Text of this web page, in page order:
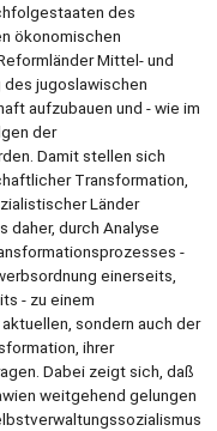
des
ökonomischen
Mittel- und
des jugoslawischen
aufzubauen und - wie im
der
Damit stellen sich
Transformation,
Länder
daher, durch Analyse
-
einerseits,
- zu einem
sondern auch der
ihrer
Dabei zeigt sich, daß
weitgehend gelungen